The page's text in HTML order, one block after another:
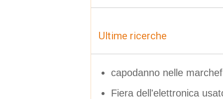
Ultime ricerche
capodanno nelle
Fiera dell'elettronica